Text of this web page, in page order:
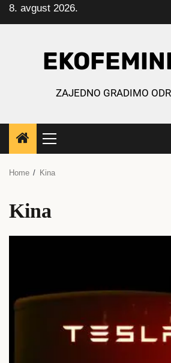
Skip
to
8. avgust 2026.
ZAJEDNO GRADIMO
Primary
Menu
Home Kina
Kina